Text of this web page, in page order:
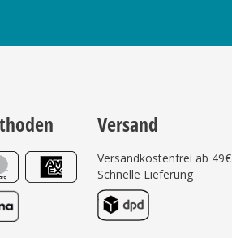
Versand
Versandkostenfrei ab 49€
Schnelle Lieferung